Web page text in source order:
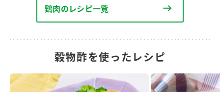
鶏肉のレシピ一覧
穀物酢を使ったレシピ